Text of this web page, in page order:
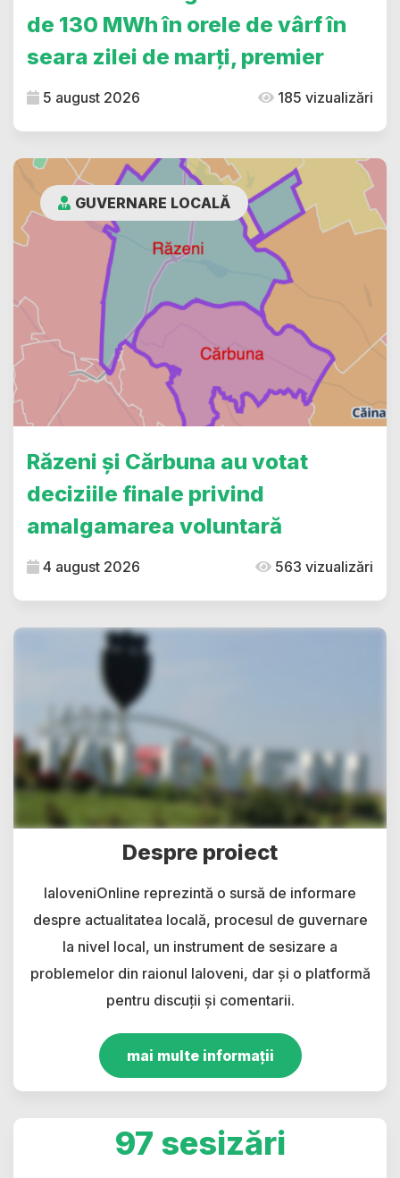
de 130 MWh în orele de vârf în
seara zilei de marți, premier
5 august 2026 185 vizualizări
GUVERNARE LOCALĂ
Răzeni și Cărbuna au votat
deciziile finale privind
amalgamarea voluntară
4 august 2026 563 vizualizări
Despre proiect
IaloveniOnline reprezintă o sursă de informare
despre actualitatea locală, procesul de guvernare
la nivel local, un instrument de sesizare a
problemelor din raionul Ialoveni, dar și o platformă
pentru discuții și comentarii.
mai multe informații
97 sesizări